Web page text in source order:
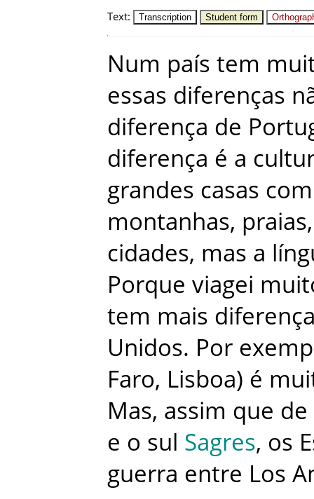
Text: Transcription Student form
Num país tem
essas diferenças
diferença de
diferença é a
grandes casas com
montanhas, praias,
cidades, mas a
Porque viagei
tem mais
Unidos. Por
Faro, Lisboa) é
Mas, assim que de
e o sul Sagres, os
guerra entre Los